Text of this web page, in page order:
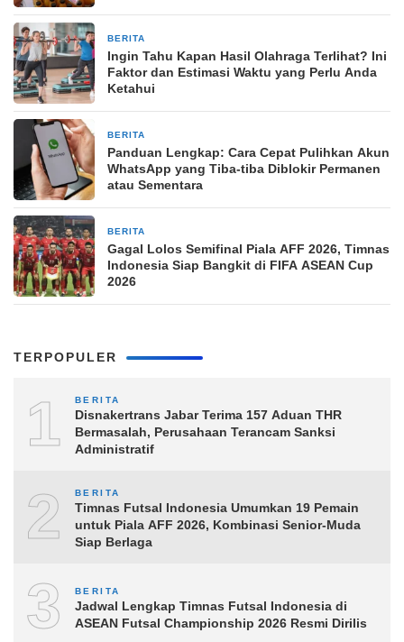
BERITA
Ingin Tahu Kapan Hasil Olahraga Terlihat? Ini
Faktor dan Estimasi Waktu yang Perlu Anda
Ketahui
BERITA
Panduan Lengkap: Cara Cepat Pulihkan Akun
WhatsApp yang Tiba-tiba Diblokir Permanen
atau Sementara
BERITA
Gagal Lolos Semifinal Piala AFF 2026, Timnas
Indonesia Siap Bangkit di FIFA ASEAN Cup
2026
TERPOPULER
1 BERITA
Disnakertrans Jabar Terima 157 Aduan THR
Bermasalah, Perusahaan Terancam Sanksi
Administratif
2 BERITA
Timnas Futsal Indonesia Umumkan 19 Pemain
untuk Piala AFF 2026, Kombinasi Senior-Muda
Siap Berlaga
3 BERITA
Jadwal Lengkap Timnas Futsal Indonesia di
ASEAN Futsal Championship 2026 Resmi Dirilis